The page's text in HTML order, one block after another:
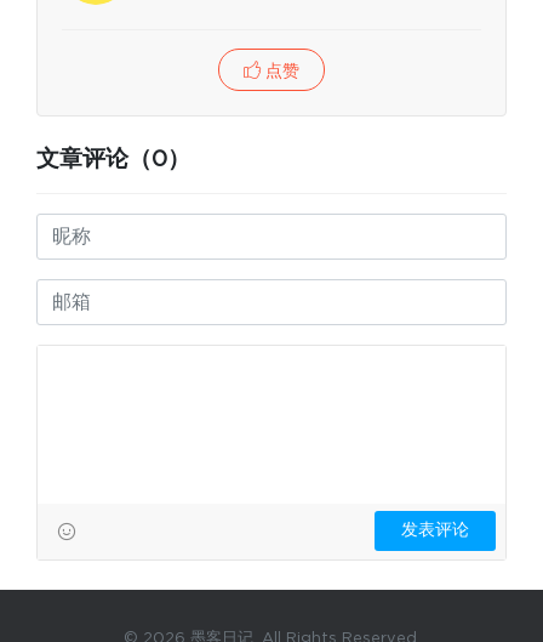
点赞
文章评论（0）
© 2026 墨客日记. All Rights Reserved.